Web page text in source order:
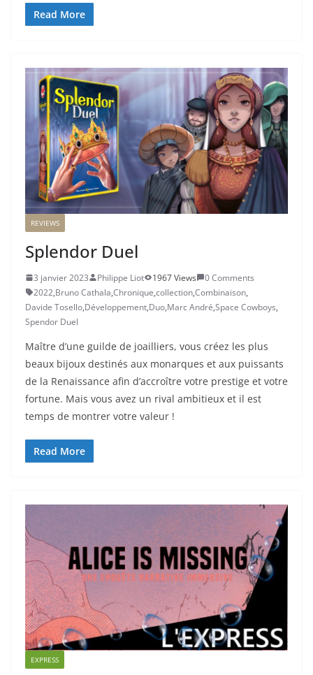
Read More
REVIEWS
Splendor Duel
3 janvier 2023 Philippe Liot 1967 Views
0 Comments
2022,Bruno Cathala,Chronique,collection,Combinaison,
Davide Tosello,Développement,Duo,Marc André,Space Cowboys,
Spendor Duel
Maître d’une guilde de joailliers, vous créez les plus
beaux bijoux destinés aux monarques et aux puissants
de la Renaissance afin d’accroître votre prestige et votre
fortune. Mais vous avez un rival ambitieux et il est
temps de montrer votre valeur !
Read More
EXPRESS